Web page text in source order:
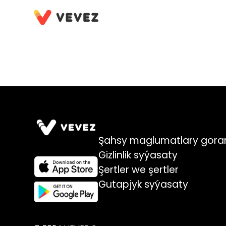
Şahsy maglumatlary
Gizlinlik syýasaty
Şertler we şertler
Gutapjyk syýasaty